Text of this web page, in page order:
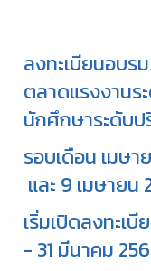
ลงทะเบียนอบร
ตลาดแรงงานร
นักศึกษาระดับ
รอบเดือน เมษา
และ 9 เมษายน
เริ่มเปิดลงทะเ
- 31 มีนาคม